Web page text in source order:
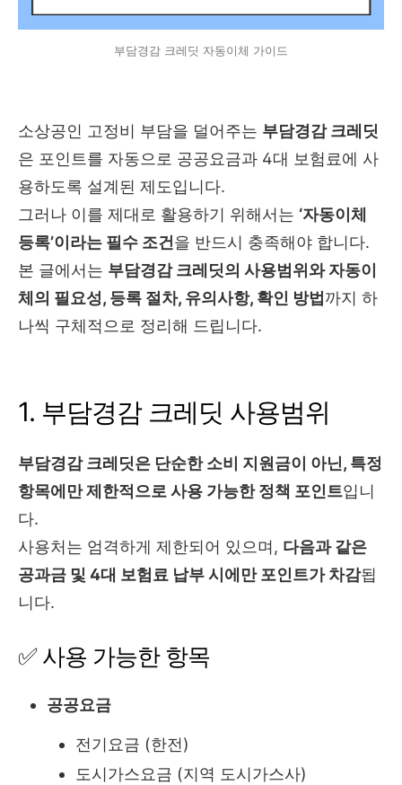
부담경감 크레딧 자동이체 가이드
소상공인 고정비 부담을 덜어주는 부담경감 크레딧
은 포인트를 자동으로 공공요금과 4대 보험료에 사
용하도록 설계된 제도입니다.
그러나 이를 제대로 활용하기 위해서는 ‘자동이체
등록’이라는 필수 조건을 반드시 충족해야 합니다.
본 글에서는 부담경감 크레딧의 사용범위와 자동이
체의 필요성, 등록 절차, 유의사항, 확인 방법 까지 하
나씩 구체적으로 정리해 드립니다.
1. 부담경감 크레딧 사용범위
부담경감 크레딧은 단순한 소비 지원금이 아닌, 특정
항목에만 제한적으로 사용 가능한 정책 포인트입니
다.
사용처는 엄격하게 제한되어 있으며, 다음과 같은
공과금 및 4대 보험료 납부 시에만 포인트가 차감됩
니다.
✅ 사용 가능한 항목
공공요금
전기요금 (한전)
도시가스요금 (지역 도시가스사)